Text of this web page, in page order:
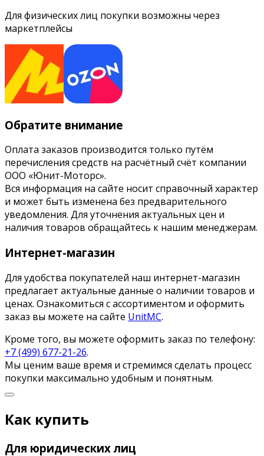
Для физических лиц покупки возможны через
маркетплейсы
Обратите внимание
Оплата заказов производится только путём
перечисления средств на расчётный счёт компании
ООО «Юнит-Моторс».
Вся информация на сайте носит справочный характер
и может быть изменена без предварительного
уведомления. Для уточнения актуальных цен и
наличия товаров обращайтесь к нашим менеджерам.
Интернет-магазин
Для удобства покупателей наш интернет-магазин
предлагает актуальные данные о наличии товаров и
ценах. Ознакомиться с ассортиментом и оформить
заказ вы можете на сайте UnitMC.
Кроме того, вы можете оформить заказ по телефону:
+7 (499) 677-21-26.
Мы ценим ваше время и стремимся сделать процесс
покупки максимально удобным и понятным.
Как купить
Для юридических лиц